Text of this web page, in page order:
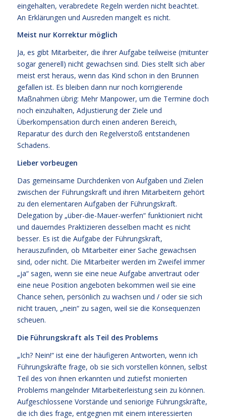
eingehalten, verabredete Regeln werden nicht beachtet.
An Erklärungen und Ausreden mangelt es nicht.
Meist nur Korrektur möglich
Ja, es gibt Mitarbeiter, die ihrer Aufgabe teilweise (mitunter
sogar generell) nicht gewachsen sind. Dies stellt sich aber
meist erst heraus, wenn das Kind schon in den Brunnen
gefallen ist. Es bleiben dann nur noch korrigierende
Maßnahmen übrig: Mehr Manpower, um die Termine doch
noch einzuhalten, Adjustierung der Ziele und
Überkompensation durch einen anderen Bereich,
Reparatur des durch den Regelverstoß entstandenen
Schadens.
Lieber vorbeugen
Das gemeinsame Durchdenken von Aufgaben und Zielen
zwischen der Führungskraft und ihren Mitarbeitern gehört
zu den elementaren Aufgaben der Führungskraft.
Delegation by „über-die-Mauer-werfen“ funktioniert nicht
und dauerndes Praktizieren desselben macht es nicht
besser. Es ist die Aufgabe der Führungskraft,
herauszufinden, ob Mitarbeiter einer Sache gewachsen
sind, oder nicht. Die Mitarbeiter werden im Zweifel immer
„ja“ sagen, wenn sie eine neue Aufgabe anvertraut oder
eine neue Position angeboten bekommen weil sie eine
Chance sehen, persönlich zu wachsen und / oder sie sich
nicht trauen, „nein“ zu sagen, weil sie die Konsequenzen
scheuen.
Die Führungskraft als Teil des Problems
„Ich? Nein!“ ist eine der häufigeren Antworten, wenn ich
Führungskräfte frage, ob sie sich vorstellen können, selbst
Teil des von ihnen erkannten und zutiefst monierten
Problems mangelnder Mitarbeiterleistung sein zu können.
Aufgeschlossene Vorstände und seniorige Führungskräfte,
die ich dies frage, entgegnen mit einem interessierten